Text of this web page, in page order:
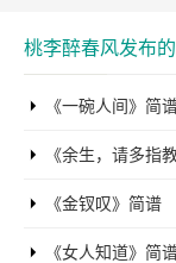
桃李醉春风发布
《一碗人间》简
《余生，请多指
《金钗叹》简谱
《女人知道》简